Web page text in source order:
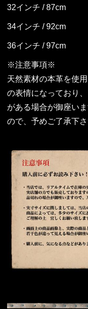
32インチ / 87cm
34インチ / 92cm
36インチ / 97cm
※注意事項※
天然素材の本革を使
の表情になっており
がある場合が御座い
ので、予めご了承下さ